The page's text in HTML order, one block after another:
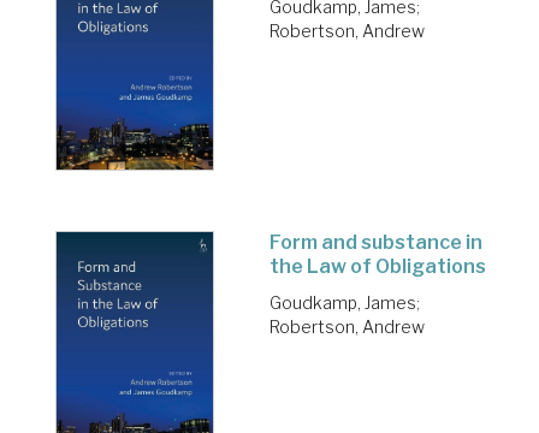
Goudkamp, James;
Robertson, Andrew
Form and substance in
the Law of Obligations
Goudkamp, James;
Robertson, Andrew